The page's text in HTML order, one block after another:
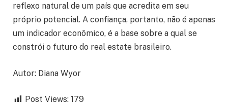
reflexo natural de um país que acredita em seu
próprio potencial. A confiança, portanto, não é apenas
um indicador econômico, é a base sobre a qual se
constrói o futuro do real estate brasileiro.
Autor: Diana Wyor
Post Views: 179